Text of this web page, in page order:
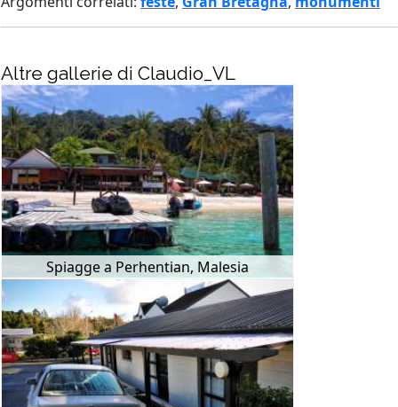
Altre gallerie di Claudio_VL
Spiagge a Perhentian, Malesia